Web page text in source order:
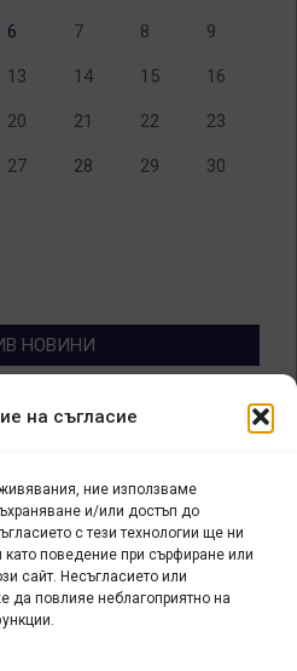
на съгласие
ние използваме
и/или достъп до
с тези технологии ще ни
поведение при сърфиране или
сайт. Несъгласието или
да повлияе неблагоприятно на
6 7 8 9
13 14 15 16
20 21 22 23
27 28 29 30
НОВИНИ
магазин за изкуство
БИЗНЕС